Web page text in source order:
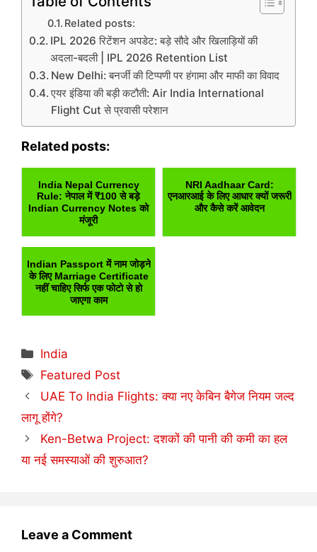
Related posts:
IPL 2026 रिटेंशन अपडेट: बड़े सौदे और खिलाड़ियों की
अदला-बदली | IPL 2026 Retention List
New Delhi: बनर्जी की टिप्पणी पर हंगामा और माफी का विवाद
एयर इंडिया की बड़ी कटौती: Air India International
Flight Cut से प्रवासी परेशान
Related posts:
India Nepal Currency
Rule: नेपाल में ₹100 से बड़े
Indian Currency Notes को
मंजूरी
NRI Aadhaar Card:
एनआरआई के लिए आधार क्यों जरूरी
और कैसे करें आवेदन
Indian Passport में नाम जोड़ने
के लिए Marriage Certificate
नहीं चाहिए सिर्फ एक फोटो से हो
जाएगा काम
Categories
India
Tags
Featured Post
UAE To India Flights: क्या नए केबिन बैगेज नियम जल्द
लागू होंगे?
Ken-Betwa Project: दशकों की पानी की कमी का हल
या नई समस्याओं की शुरुआत?
Leave a Comment